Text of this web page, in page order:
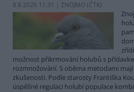
8.8.2026 11:31 | ZNOJMO (ČTK)
možnost přikrmování holubů s
rozmnožování. S oběma metodami
zkušenosti. Podle starosty Františka
úspěšné regulaci holubí populace